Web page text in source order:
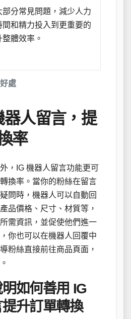
處
部分常見問題，減少人力
間和精力投入到更重要的
體效率。
器人留言，提
率
，IG 機器人留言功能更可
換率。當你的粉絲在留言
問時，機器人可以自動回
品價格、尺寸、材質等，
需資訊，並促使他們進一
你也可以在機器人回覆中
粉絲直接前往商品頁面，
如何善用 IG
升訂單轉換